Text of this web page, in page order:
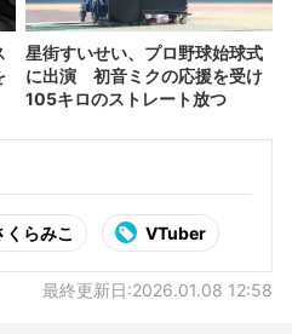
星街すいせい、プロ野球始球式
に出演 初音ミクの応援を受け
105キロのストレート放つ
くらみこ VTuber
最終更新日:2026.01.08 12:58